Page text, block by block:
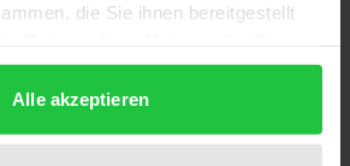
die Sie ihnen bereitgestellt
Alle akzeptieren
Im Vertrag von Maastricht hat
verdichtet. Die